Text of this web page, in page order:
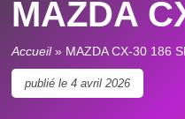
MAZDA
Accueil» MAZDA CX-30 186
publié le4 avril 2026